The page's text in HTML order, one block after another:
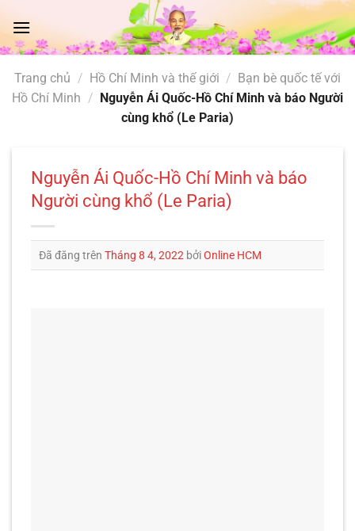
đến
nội
Trang chủ / Hồ Chí Minh và thế giới / Bạn bè quốc tế với
Hồ Chí Minh / Nguyễn Ái Quốc-Hồ Chí Minh và báo Người
cùng khổ (Le Paria)
Nguyễn Ái Quốc-Hồ Chí Minh và báo
Người cùng khổ (Le Paria)
Đã đăng trên Tháng 8 4, 2022 bởiOnline HCM